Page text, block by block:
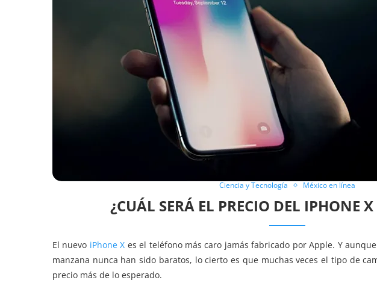
Ciencia y Tecnología México en línea
¿CUÁL SERÁ EL PRECIO DEL IPHONE
El nuevo iPhone X es el teléfono más caro jamás fabricado por Apple. Y
manzana nunca han sido baratos, lo cierto es que muchas veces el tipo de
precio más de lo esperado.